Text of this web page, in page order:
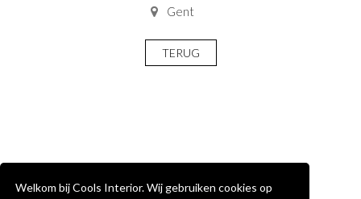
Welkom bij Cools Interior. Wij gebruiken cookies op
Gent
TERUG